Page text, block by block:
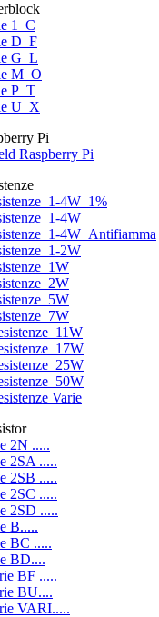
1_C
D_F
G_L
M_O
P_T
U_X
Pi
Raspberry Pi
4W_1%
4W
4W_Antifiamma
2W
Varie
2N .....
2SA .....
2SB .....
2SC .....
2SD .....
B.....
BC .....
BD....
BF .....
BU....
VARI.....